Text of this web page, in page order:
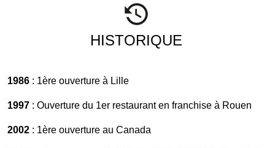
HISTORIQUE
1986 : 1ère ouverture à Lille
1997 : Ouverture du 1er restaurant en franchise à Rouen
2002 : 1ère ouverture au Canada